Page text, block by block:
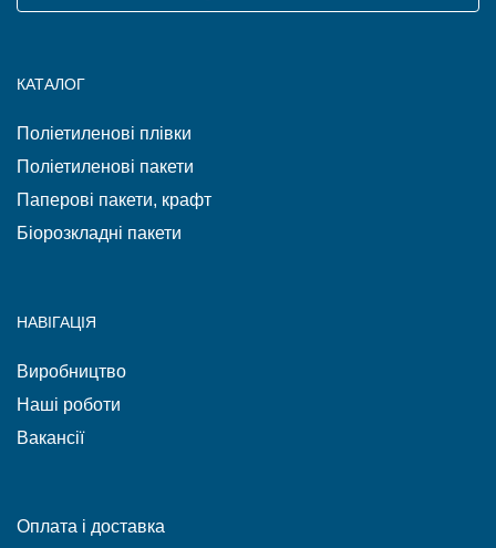
КАТАЛОГ
Поліетиленові плівки
Поліетиленові пакети
Паперові пакети, крафт
Біорозкладні пакети
НАВІГАЦІЯ
Виробництво
Наші роботи
Вакансії
Оплата і доставка